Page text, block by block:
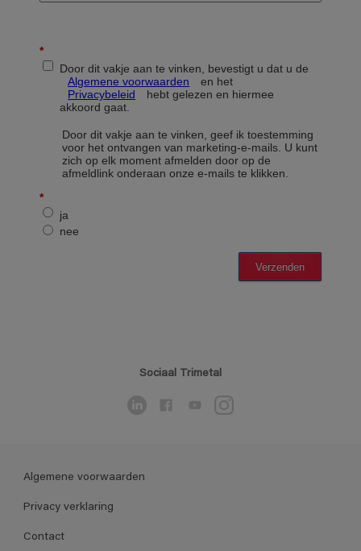
Sociaal Trimetal
Algemene voorwaarden
Privacy verklaring
Contact